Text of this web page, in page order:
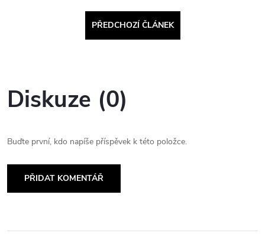
PŘEDCHOZÍ ČLÁNEK
Diskuze (0)
Buďte první, kdo napíše příspěvek k této položce.
PŘIDAT KOMENTÁŘ